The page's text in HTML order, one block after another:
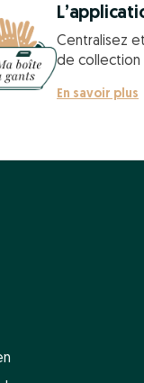
Centralisez
de collection
En savoir plus